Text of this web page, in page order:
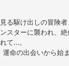
る駆け出しの冒険
スターに襲われ、絶
て…。
命の出会いから始